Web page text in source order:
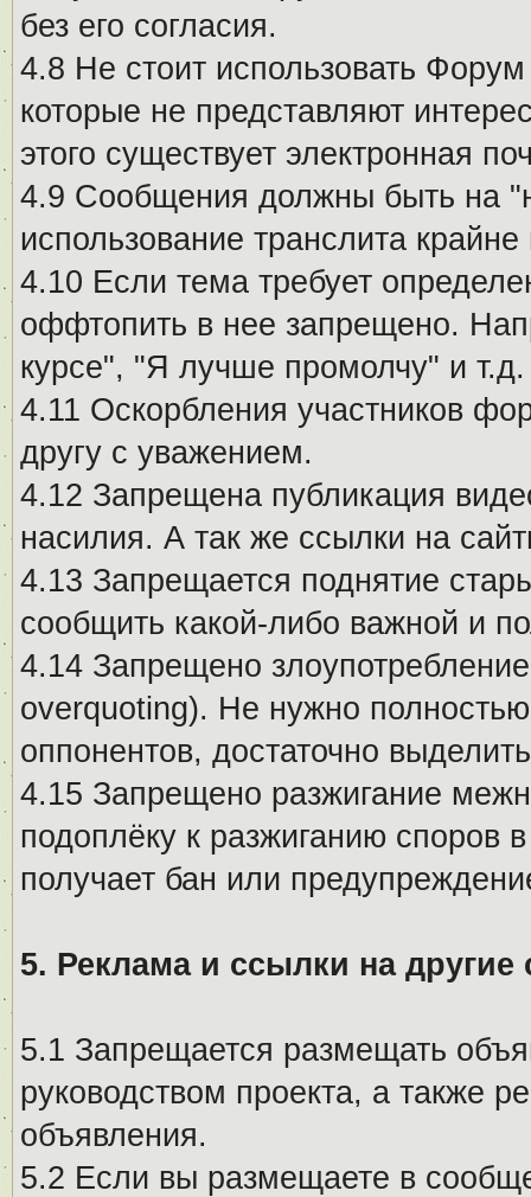
без его согласия.
4.8 Не стоит использовать
которые не представляют
этого существует электронная
4.9 Сообщения должны быть на
использование транслита
4.10 Если тема требует
оффтопить в нее запрещено.
курсе", "Я лучше промолчу" и
4.11 Оскорбления участников
другу с уважением.
4.12 Запрещена публикация
насилия. А так же ссылки на
4.13 Запрещается поднятие
сообщить какой-либо важной и
4.14 Запрещено
overquoting). Не нужно
оппонентов, достаточно
4.15 Запрещено разжигание
подоплёку к разжиганию споров
получает бан или
5. Реклама и ссылки на другие
5.1 Запрещается размещать
руководством проекта, а также
объявления.
5.2 Если вы размещаете в